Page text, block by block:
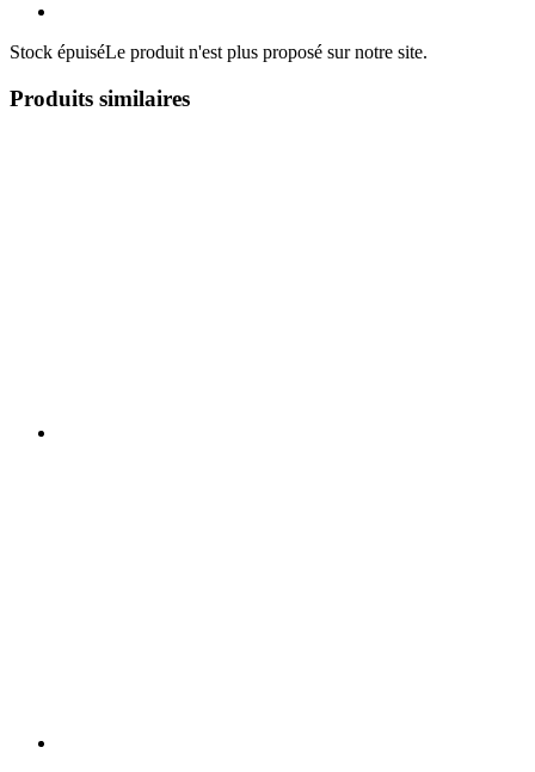
Stock épuiséLe produit n'est plus proposé sur notre site.
Produits similaires